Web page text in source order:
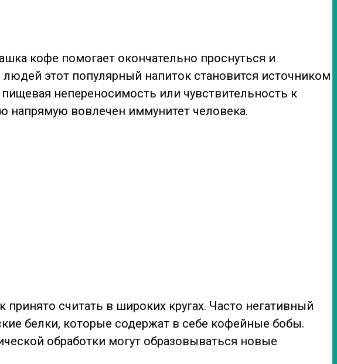
кофе помогает окончательно проснуться и
этот популярный напиток становится источником
непереносимость или чувствительность к
напрямую вовлечен иммунитет человека.
считать в широких кругах. Часто негативный
белки, которые содержат в себе кофейные бобы.
обработки могут образовываться новые